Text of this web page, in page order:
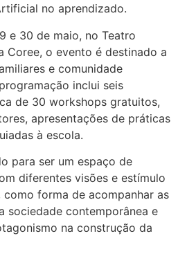
no aprendizado.
e 30 de maio, no Teatro
Coree, o evento é destinado a
e comunidade
inclui seis
de 30 workshops gratuitos,
apresentações de práticas
à escola.
para ser um espaço de
diferentes visões e estímulo
forma de acompanhar as
sociedade contemporânea e
na construção da